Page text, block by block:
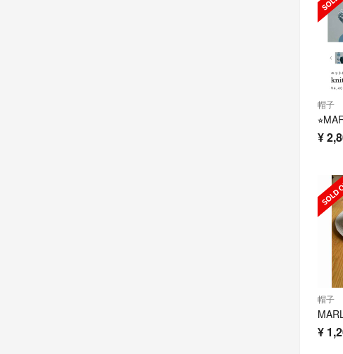
帽子
¥
帽子
¥